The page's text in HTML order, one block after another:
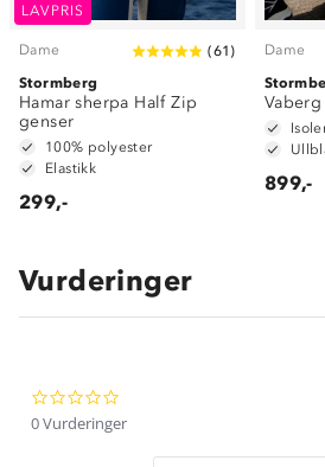
LAVPRIS
Dame (61 )
Stormberg
Hamar sherpa Half Zip
genser
100% polyester
Elastikk
299,-
Dame
899,-
Vurderinger
star
0 Vurderinger
Kundeservice
Klima og miljø
Trelagsprinsippet barn